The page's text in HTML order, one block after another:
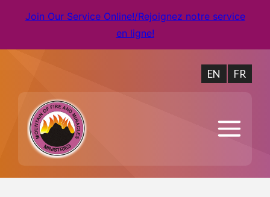
Join Our Service Online!/Rejoignez notre service
en ligne!
EN FR